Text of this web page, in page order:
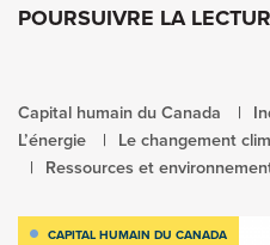
POURSUIVRE LA
Capital humain du Canada
L’énergie
Le changement
Ressources et
CAPITAL HUMAIN DU CANADA